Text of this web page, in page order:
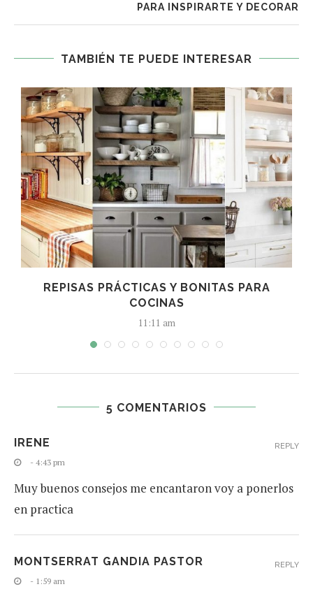
PARA INSPIRARTE Y DECORAR
TAMBIÉN TE PUEDE INTERESAR
REPISAS PRÁCTICAS Y BONITAS PARA
COCINAS
11:11 am
5 COMENTARIOS
IRENE
- 4:43 pm
Muy buenos consejos me encantaron voy a ponerlos
en practica
REPLY
MONTSERRAT GANDIA PASTOR
- 1:59 am
REPLY